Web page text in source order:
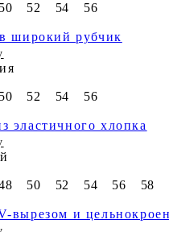
50 52 54 56
широкий рубчик
50 52 54 56
эластичного хлопка
50 52 54 56 58
вырезом и